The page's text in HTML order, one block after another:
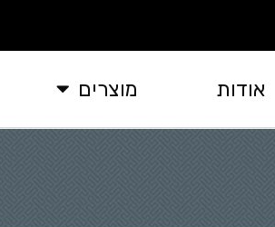
אודות מוצרים